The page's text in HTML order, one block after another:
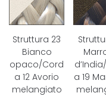
Struttura 23
Bianco
opaco/Cord
a 12 Avorio
melangiato
a 19